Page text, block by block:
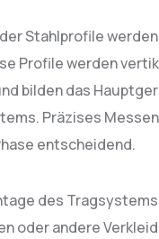
Stahlprofile
Profile werden
bilden das
Präzises
entscheidend.
des
oder andere